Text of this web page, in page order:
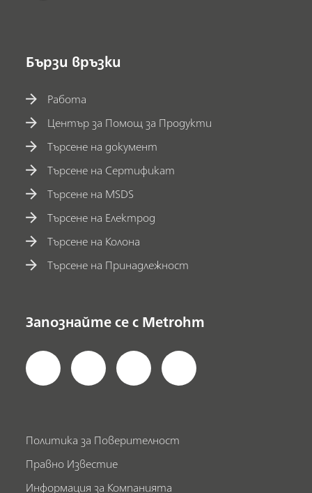
Бързи връзки
Работа
Център за Помощ за Продукти
Търсене на документ
Търсене на Сертификат
Търсене на MSDS
Търсене на Електрод
Търсене на Колона
Търсене на Принадлежност
Запознайте се с Metrohm
Политика за Поверителност
Правно Известие
Информация за Компанията